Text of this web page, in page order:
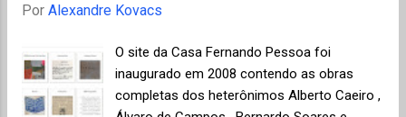
(Julio Cortázar) Basta conhecê-la um
pouquinho para entender que a água está
cansada de ser líquido. Prova disso é que na
primeira oportunidade se transforma em
Por Alexandre Kovacs
O site da Casa Fernando Pessoa foi
inaugurado em 2008 contendo as obras
completas dos heterônimos Alberto Caeiro ,